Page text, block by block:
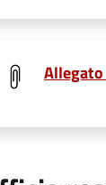
Allegato